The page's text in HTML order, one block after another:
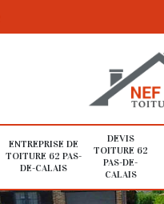
ENTREPRISE DE
TOITURE 62 PAS-
DE-CALAIS
DEVIS
TOITURE 62
PAS-DE-
CALAIS